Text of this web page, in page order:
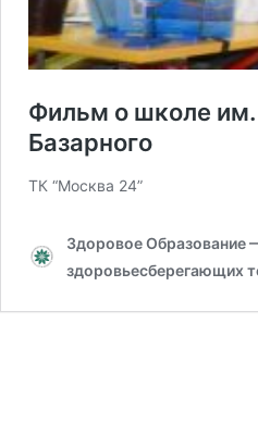
Фильм о школе им.
Базарного
ТК “Москва 24”
Здоровое Образование
здоровьесберегающих